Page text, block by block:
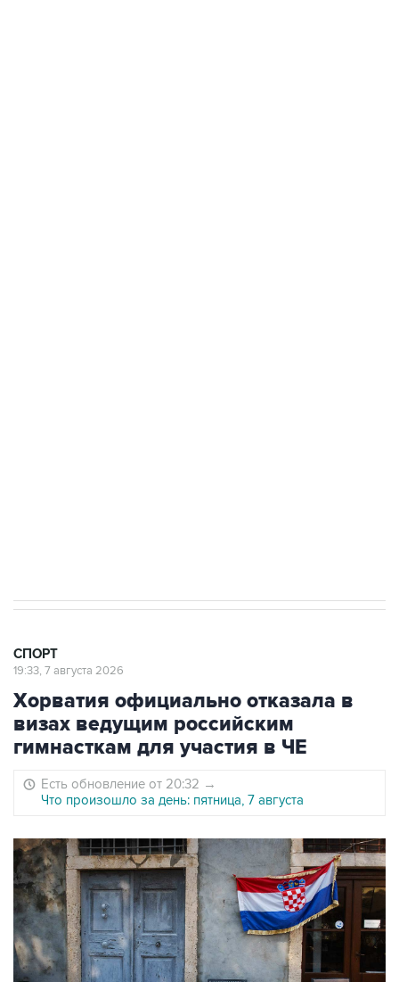
СПОРТ
19:33, 7 августа 2026
Хорватия официально отказала в
визах ведущим российским
гимнасткам для участия в ЧЕ
Есть обновление от 20:32 →
Что произошло за день: пятница, 7 августа